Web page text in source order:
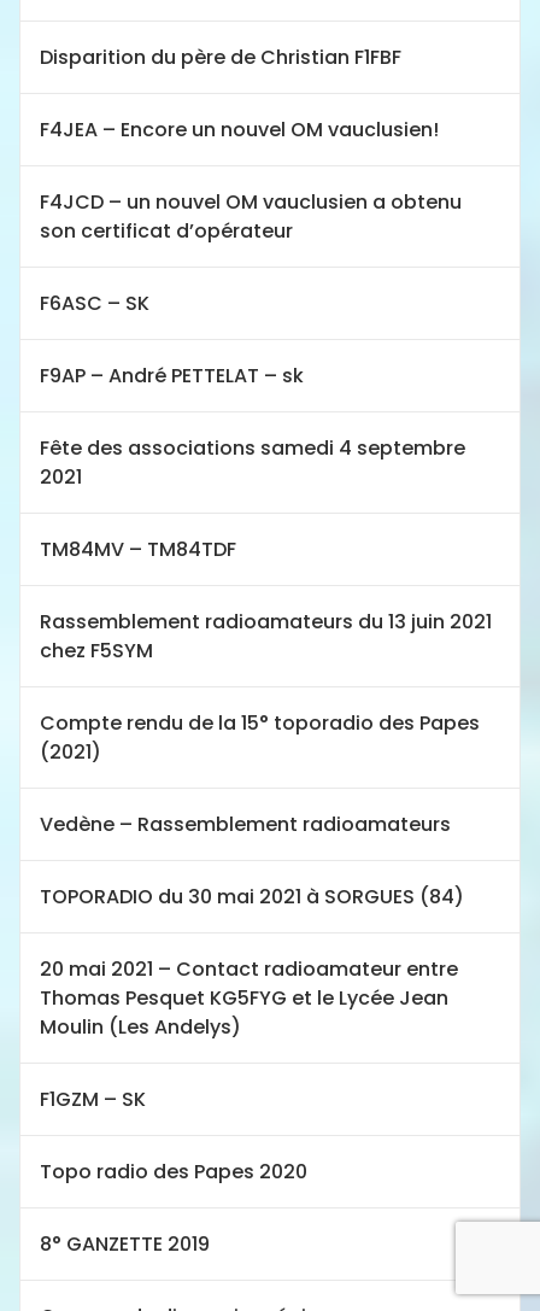
Disparition du père de Christian F1FBF
F4JEA – Encore un nouvel OM vauclusien!
F4JCD – un nouvel OM vauclusien a obtenu
son certificat d’opérateur
F6ASC – SK
F9AP – André PETTELAT – sk
Fête des associations samedi 4 septembre
2021
TM84MV – TM84TDF
Rassemblement radioamateurs du 13 juin 2021
chez F5SYM
Compte rendu de la 15° toporadio des Papes
(2021)
Vedène – Rassemblement radioamateurs
TOPORADIO du 30 mai 2021 à SORGUES (84)
20 mai 2021 – Contact radioamateur entre
Thomas Pesquet KG5FYG et le Lycée Jean
Moulin (Les Andelys)
F1GZM – SK
Topo radio des Papes 2020
8° GANZETTE 2019